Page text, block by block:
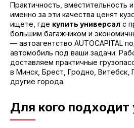
Практичность, вместительность
именно за эти качества ценят
ищете, где купить универсал с
большим багажником и
— автоагентство AUTOCAPITAL
автомобиль под ваши задачи.
доставляем практичные
в Минск, Брест, Гродно, Витебск,
другие города.
Для кого подходит